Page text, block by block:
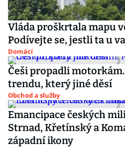
Vláda proškrtala mapu
Podívejte se, jestli ta u
Domácí
Češi propadli
trendu, který jiné děsí
Obchod a služby
Emancipace českých
Strnad, Křetínský a
západní ikony